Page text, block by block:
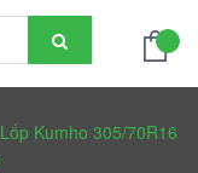
Lốp Kumho 305/70R16